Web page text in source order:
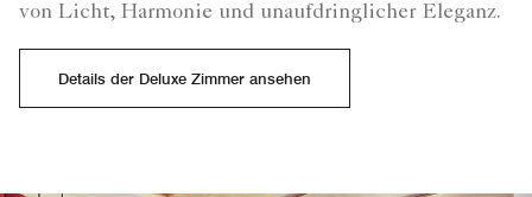
von Licht, Harmonie und unaufdringlicher Eleganz.
Details der Deluxe Zimmer ansehen